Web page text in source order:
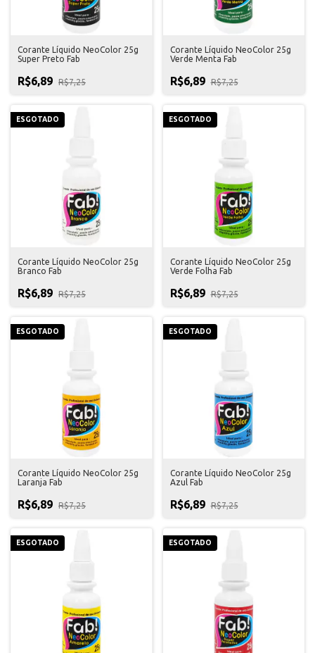
Corante Líquido NeoColor 25g
Super Preto Fab
R$6,89 R$7,25
Corante Líquido NeoColor 25g
Verde Menta Fab
R$6,89 R$7,25
ESGOTADO
Corante Líquido NeoColor 25g
Branco Fab
R$6,89 R$7,25
ESGOTADO
Corante Líquido NeoColor 25g
Verde Folha Fab
R$6,89 R$7,25
ESGOTADO
Corante Líquido NeoColor 25g
Laranja Fab
R$6,89 R$7,25
ESGOTADO
Corante Líquido NeoColor 25g
Azul Fab
R$6,89 R$7,25
ESGOTADO ESGOTADO